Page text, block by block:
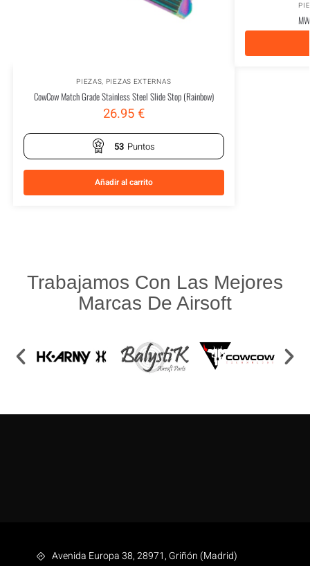
PIEZAS, PIEZAS EXTERNAS
CowCow Match Grade Stainless Steel Slide Stop (Rainbow)
26.95€
53 Puntos
Añadir al carrito
Trabajamos Con Las Mejores
Marcas De Airsoft
Avenida Europa 38, 28971, Griñón (Madrid)